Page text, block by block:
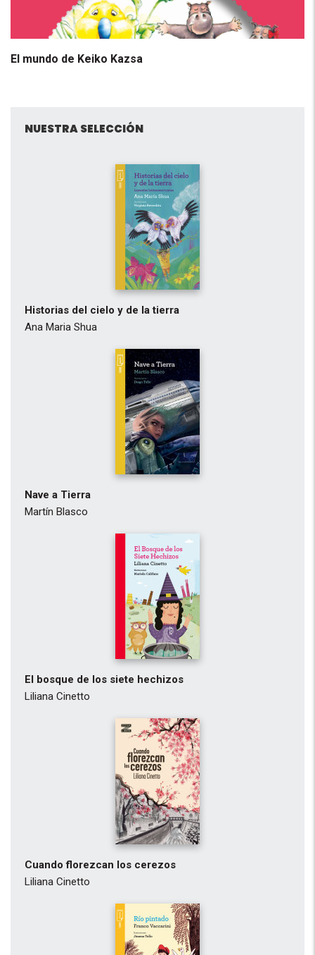
El mundo de Keiko Kazsa
NUESTRA SELECCIÓN
Historias del cielo y de la tierra
Ana Maria Shua
Nave a Tierra
Martín Blasco
El bosque de los siete hechizos
Liliana Cinetto
Cuando florezcan los cerezos
Liliana Cinetto